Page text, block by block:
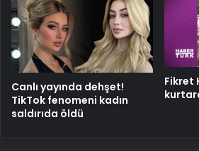
Canlı yayında dehşet!
TikTok fenomeni kadın
saldırıda öldü
Fikret